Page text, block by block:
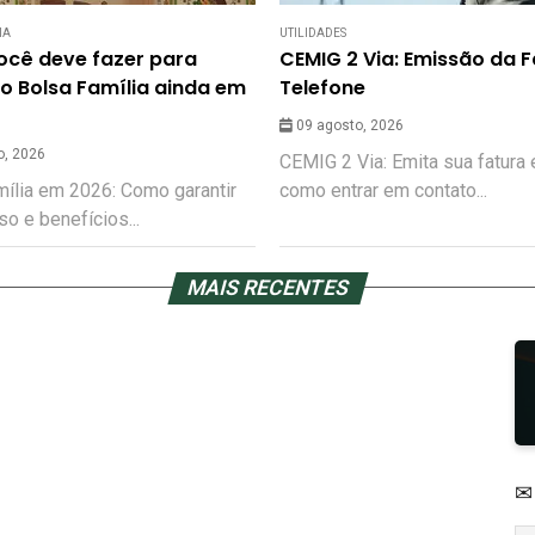
deve fazer para
Bolsa Família ainda em
2026
em 2026: Como garantir
e benefícios...
UTILIDADES
CEMIG 2 Via: Emissão da
Telefone
09 agosto, 2026
CEMIG 2 Via: Emita sua fatura
como entrar em contato...
MAIS RECENTES
✉